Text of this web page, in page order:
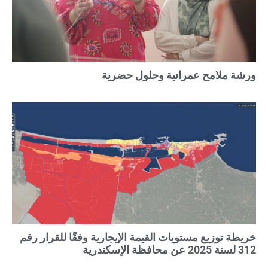
ورشة ملامح عمرانية وحلول حضرية
خريطة توزيع مستويات القيمة الإيجارية وفقًا للقرار رقم
312 لسنة 2025 عن محافظة الإسكندرية